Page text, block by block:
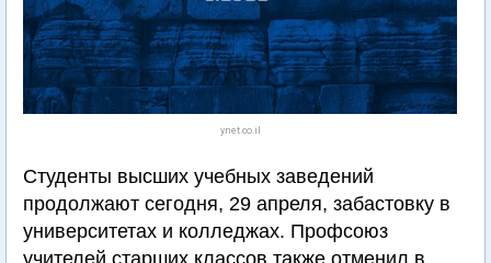
ynet.co.il
Студенты высших учебных заведений
продолжают сегодня, 29 апреля, забастовку в
университетах и колледжах. Профсоюз
учителей старших классов также отменил в